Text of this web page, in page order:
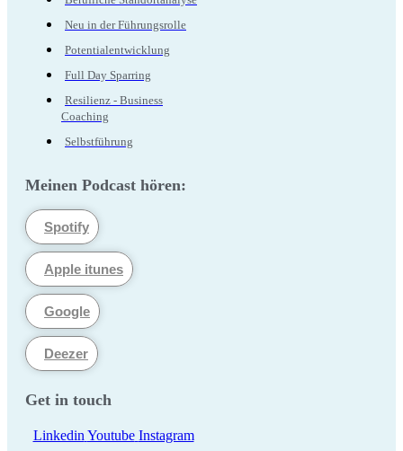
Neu in der Führungsrolle
Potentialentwicklung
Full Day Sparring
Resilienz - Business
Coaching
Selbstführung
Meinen Podcast hören:
Spotify
Apple itunes
Google
Deezer
Get in touch
Linkedin Youtube Instagram